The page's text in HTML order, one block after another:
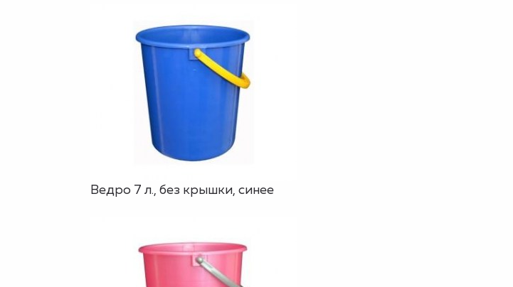
Ведро 7 л., без крышки, синее